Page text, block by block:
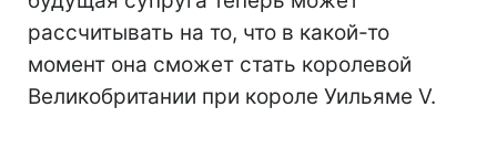
рассчитывать на то, что в какой-то
момент она сможет стать королевой
Великобритании при короле Уильяме V.